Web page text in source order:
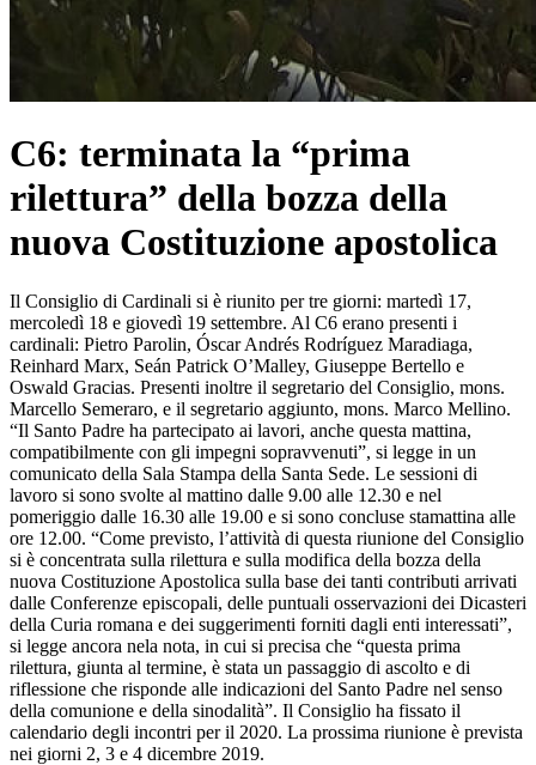
C6: terminata la “prima
rilettura” della bozza della
nuova Costituzione apostolica
Il Consiglio di Cardinali si è riunito per tre giorni: martedì 17,
mercoledì 18 e giovedì 19 settembre. Al C6 erano presenti i
cardinali: Pietro Parolin, Óscar Andrés Rodríguez Maradiaga,
Reinhard Marx, Seán Patrick O’Malley, Giuseppe Bertello e
Oswald Gracias. Presenti inoltre il segretario del Consiglio, mons.
Marcello Semeraro, e il segretario aggiunto, mons. Marco Mellino.
“Il Santo Padre ha partecipato ai lavori, anche questa mattina,
compatibilmente con gli impegni sopravvenuti”, si legge in un
comunicato della Sala Stampa della Santa Sede. Le sessioni di
lavoro si sono svolte al mattino dalle 9.00 alle 12.30 e nel
pomeriggio dalle 16.30 alle 19.00 e si sono concluse stamattina alle
ore 12.00. “Come previsto, l’attività di questa riunione del Consiglio
si è concentrata sulla rilettura e sulla modifica della bozza della
nuova Costituzione Apostolica sulla base dei tanti contributi arrivati
dalle Conferenze episcopali, delle puntuali osservazioni dei Dicasteri
della Curia romana e dei suggerimenti forniti dagli enti interessati”,
si legge ancora nela nota, in cui si precisa che “questa prima
rilettura, giunta al termine, è stata un passaggio di ascolto e di
riflessione che risponde alle indicazioni del Santo Padre nel senso
della comunione e della sinodalità”. Il Consiglio ha fissato il
calendario degli incontri per il 2020. La prossima riunione è prevista
nei giorni 2, 3 e 4 dicembre 2019.